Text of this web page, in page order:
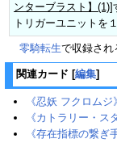
ンターブラスト】(1)]
トリガーユニットを
零騎転生で収録され
関連カード [編集]
《忍妖 フクロムジ》
《カトラリー・ス
《存在指標の繋ぎ